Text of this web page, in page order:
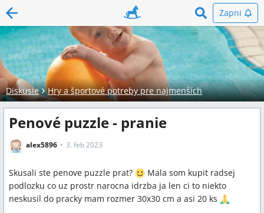
Zapni
Diskusie Hry a športové potreby pre najmenších
Penové puzzle - pranie
alex5896 3. feb 2023
Skusali ste penove puzzle prat?
️ Mala som kupit radsej
podlozku co uz prostr narocna idrzba ja len ci to niekto
neskusil do pracky mam rozmer 30x30 cm a asi 20 ks